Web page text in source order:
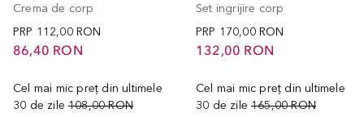
Crema de corp
PRP 112,00 RON
86,40 RON
Cel mai mic preț din ultimele
30 de zile 108,00 RON
Set ingrijire corp
PRP 170,00 RON
132,00 RON
Cel mai mic preț din ultimele
30 de zile 165,00 RON